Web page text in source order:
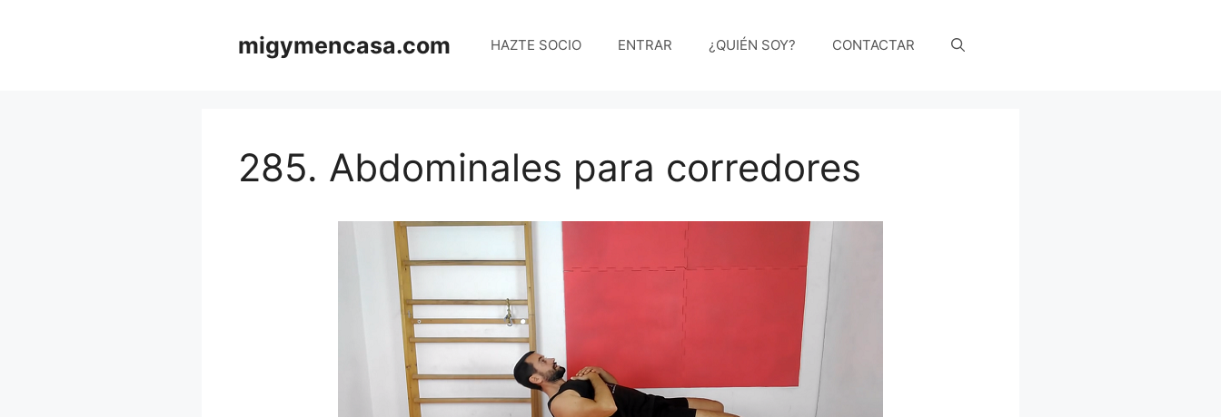
migymencasa.com HAZTE SOCIO ENTRAR ¿QUIÉN SOY? CONTACTAR
285. Abdominales para corredores